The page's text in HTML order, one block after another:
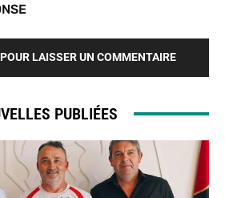
LAISSER UN COMMENTAIRE
PUBLIÉES